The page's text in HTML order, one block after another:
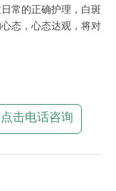
常的正确护理，白斑
态，心态达观，将对
点击电话咨询